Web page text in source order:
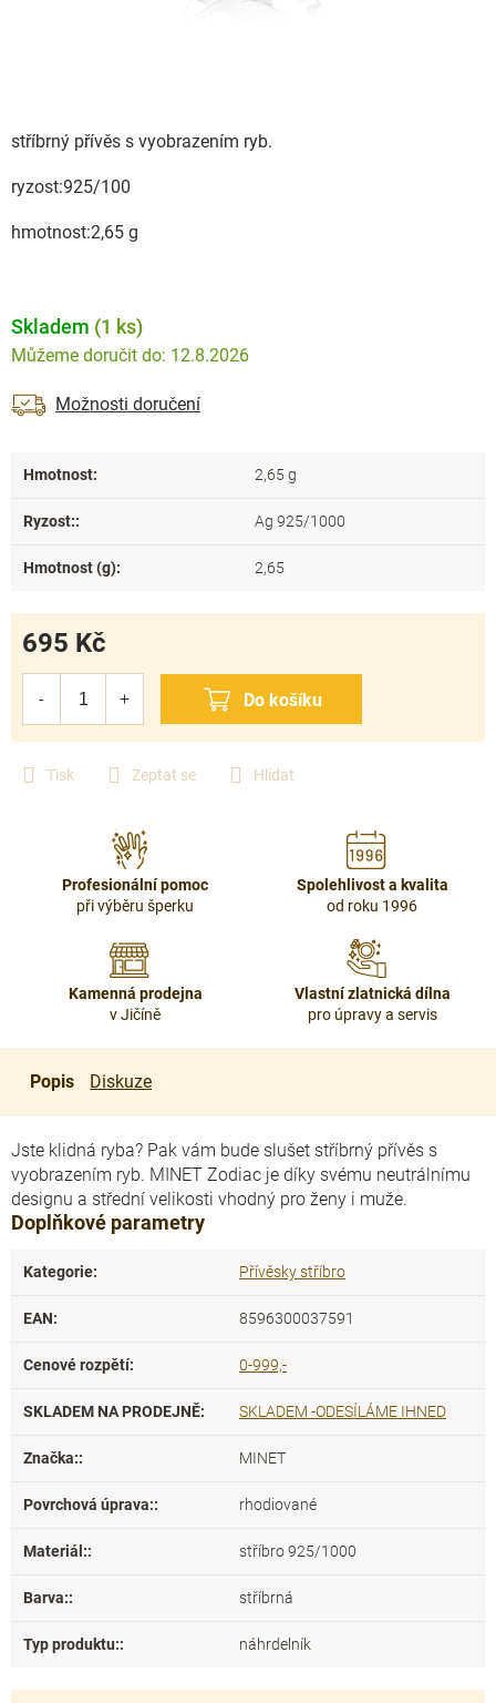
stříbrný přívěs s vyobrazením ryb.
ryzost:925/100
hmotnost:2,65 g
Tisk Zeptat se Hlídat
Skladem (1 ks)
12.8.2026
Možnosti doručení
695 Kč
Hmotnost: 2,65 g
Ryzost:: Ag 925/1000
Hmotnost (g): 2,65
Profesionální pomoc
při výběru šperku
Spolehlivost a kvalita
od roku 1996
Kamenná prodejna
v Jičíně
Vlastní zlatnická dílna
pro úpravy a servis
Popis Diskuze
Jste klidná ryba? Pak vám bude slušet stříbrný přívěs s
vyobrazením ryb. MINET Zodiac je díky svému neutrálnímu
designu a střední velikosti vhodný pro ženy i muže.
Doplňkové parametry
Kategorie: Přívěsky stříbro
EAN: 8596300037591
Cenové rozpětí: 0-999,-
SKLADEM NA PRODEJNĚ: SKLADEM -ODESÍLÁME IHNED
Značka:: MINET
Povrchová úprava:: rhodiované
Materiál:: stříbro 925/1000
Barva:: stříbrná
Typ produktu:: náhrdelník